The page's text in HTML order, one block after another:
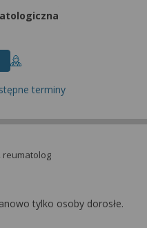
terminy
reumatolog
tylko osoby dorosłe.